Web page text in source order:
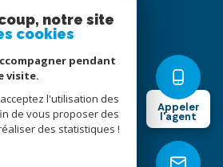
Appeler
l'agent
notre site
cookies
pendant
visite.
l'utilisation des
de vous proposer des
des statistiques !